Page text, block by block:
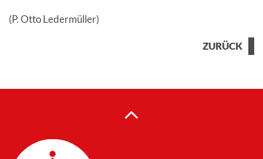
(P. Otto Ledermüller)
ZURÜCK